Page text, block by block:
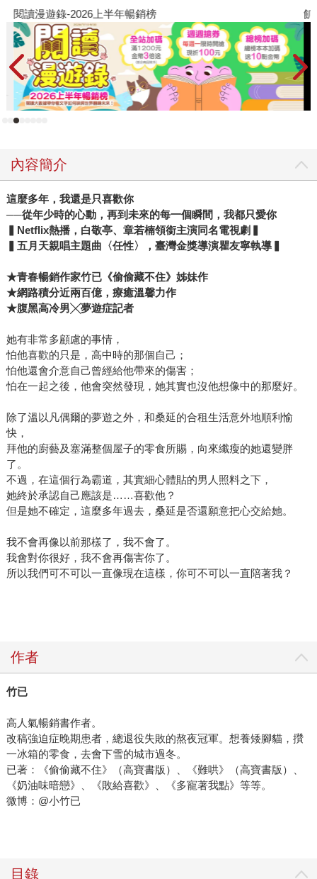
閱讀漫遊錄-2026上半年暢銷榜 飢
內容簡介
這麼多年，我還是只喜歡你
──從年少時的心動，再到未來的每一個瞬間，我都只愛你
▍Netflix熱播，白敬亭、章若楠領銜主演同名電視劇▍
▍五月天親唱主題曲〈任性〉，臺灣金獎導演瞿友寧執導▍
★青春暢銷作家竹已《偷偷藏不住》姊妹作
★網路積分近兩百億，療癒溫馨力作
★腹黑高冷男╳夢遊症記者
她有非常多顧慮的事情，
怕他喜歡的只是，高中時的那個自己；
怕他還會介意自己曾經給他帶來的傷害；
怕在一起之後，他會突然發現，她其實也沒他想像中的那麼好。
除了溫以凡偶爾的夢遊之外，和桑延的合租生活意外地順利愉
快，
拜他的廚藝及塞滿整個屋子的零食所賜，向來纖瘦的她還變胖
了。
不過，在這個行為霸道，其實細心體貼的男人照料之下，
她終於承認自己應該是……喜歡他？
但是她不確定，這麼多年過去，桑延是否還願意把心交給她。
我不會再像以前那樣了，我不會了。
我會對你很好，我不會再傷害你了。
所以我們可不可以一直像現在這樣，你可不可以一直陪著我？
作者
竹已
高人氣暢銷書作者。
改稿強迫症晚期患者，總退役失敗的熬夜冠軍。想養矮腳貓，攢
一冰箱的零食，去會下雪的城市過冬。
已著：《偷偷藏不住》（高寶書版）、《難哄》（高寶書版）、
《奶油味暗戀》、《敗給喜歡》、《多寵著我點》等等。
微博：@小竹已
目錄